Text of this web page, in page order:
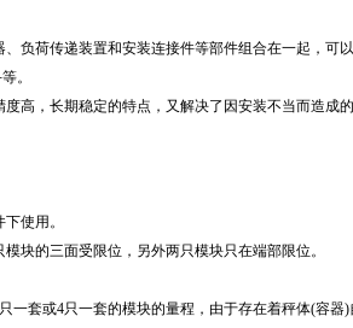
负荷传递装置和安装连接件等部件组合在一起，可
。
高，长期稳定的特点，又解决了因安装不当而造成的
使用。
块的三面受限位，另外两只模块只在端部限位。
套或4只一套的模块的量程，由于存在着秤体(容器